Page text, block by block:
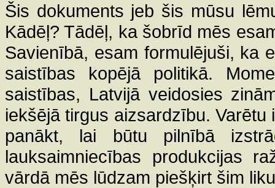
Šis dokuments jeb šis mūsu
Kādēļ? Tādēļ, ka šobrīd mēs
Savienībā, esam formulējuši, ka
saistības kopējā politikā.
saistības, Latvijā veidosies
iekšējā tirgus aizsardzību.
panākt, lai būtu pilnībā
lauksaimniecības produkcijas
vārdā mēs lūdzam piešķirt šim